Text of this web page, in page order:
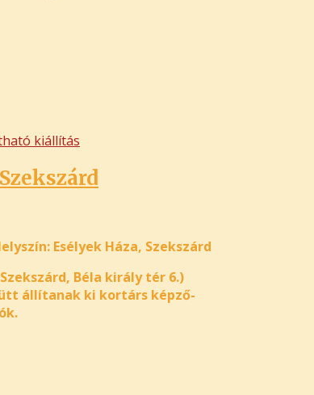
kiállítás
Esélyek Háza, Szekszárd
Béla király tér 6.)
állítanak ki kortárs képző-